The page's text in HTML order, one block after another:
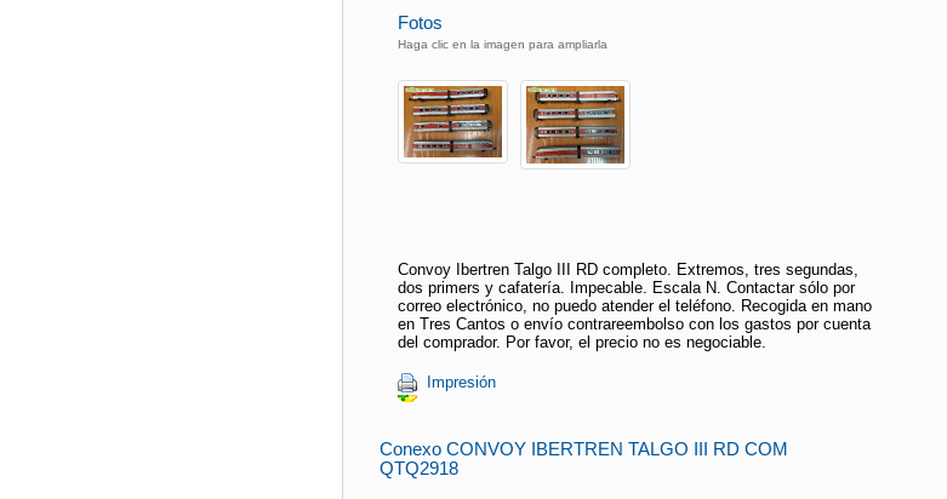
Fotos
Haga clic en la imagen para ampliarla
Convoy Ibertren Talgo III RD completo. Extremos, tres segundas,
dos primers y cafatería. Impecable. Escala N. Contactar sólo por
correo electrónico, no puedo atender el teléfono. Recogida en mano
en Tres Cantos o envío contrareembolso con los gastos por cuenta
del comprador. Por favor, el precio no es negociable.
Impresión
Conexo CONVOY IBERTREN TALGO III RD COM
QTQ2918